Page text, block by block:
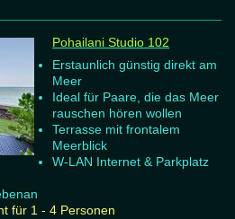
Pohailani Studio 102
Erstaunlich günstig direkt am
Meer
Ideal für Paare, die das Meer
rauschen hören wollen
Terrasse mit frontalem
Meerblick
W-LAN Internet & Parkplatz
für 1 - 4 Personen